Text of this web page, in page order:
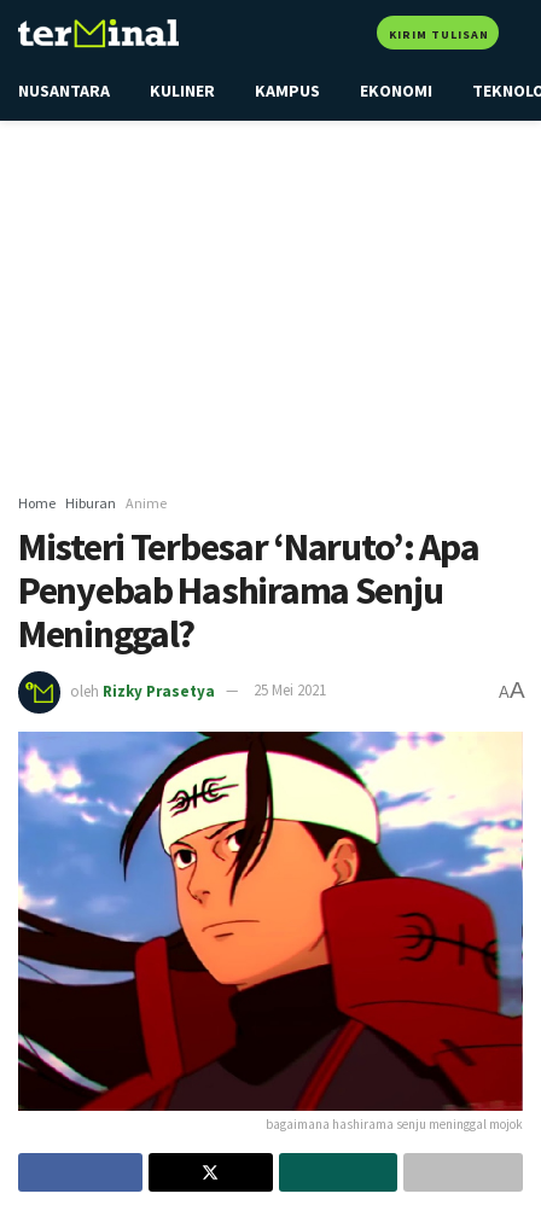
KIRIM TULISAN
NUSANTARA KULINER KAMPUS EKONOMI
Home Hiburan Anime
Misteri Terbesar ‘Naruto’: Apa
Penyebab Hashirama Senju
Meninggal?
oleh Rizky Prasetya 25 Mei 2021 AA
bagaimana hashirama senju meninggal mojok